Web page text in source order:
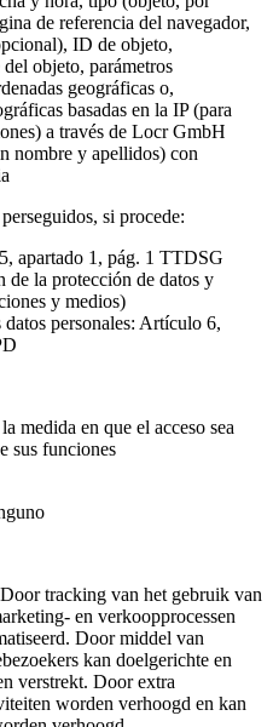
de referencia del navegador,
ID de objeto,
objeto, parámetros
geográficas o,
basadas en la IP (para
a través de Locr GmbH
nombre y apellidos) con
si procede:
apartado 1, pág. 1 TTDSG
de la protección de datos y
y medios)
personales: Artículo 6,
medida en que el acceso sea
sus funciones
Door tracking van het gebruik van
en verkoopprocessen
Door middel van
kan doelgerichte en
verstrekt. Door extra
worden verhoogd en kan